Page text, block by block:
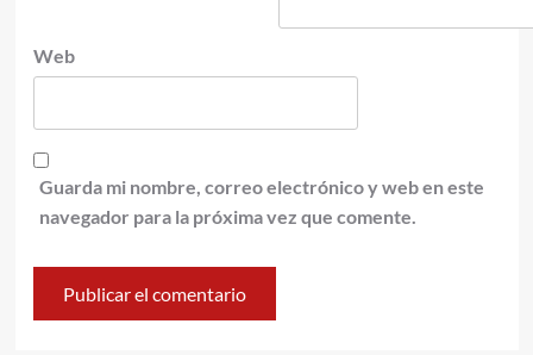
Web
Guarda mi nombre, correo electrónico y web en este
navegador para la próxima vez que comente.